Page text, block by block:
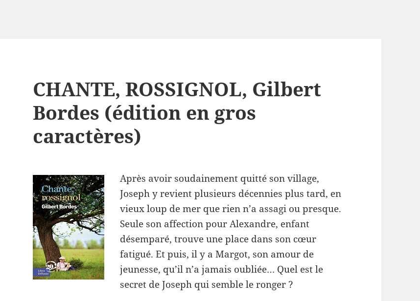
CHANTE, ROSSIGNOL, Gilbert
Bordes (édition en gros
caractères)
Après avoir soudainement quitté son village,
Joseph y revient plusieurs décennies plus tard, en
vieux loup de mer que rien n’a assagi ou presque.
Seule son affection pour Alexandre, enfant
désemparé, trouve une place dans son cœur
fatigué. Et puis, il y a Margot, son amour de
jeunesse, qu’il n’a jamais oubliée… Quel est le
secret de Joseph qui semble le ronger ?